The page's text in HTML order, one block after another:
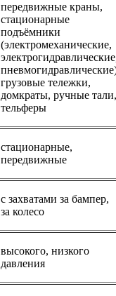
передвижные краны,
стационарные
подъёмники
(электромеханические,
грузовые тележки,
домкраты, ручные тали,
тельферы
стационарные,
передвижные
с захватами за бампер,
за колесо
высокого, низкого
давления